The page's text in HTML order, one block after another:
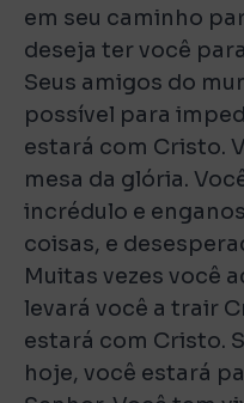
em seu caminho
deseja ter você
Seus amigos do
possível para
estará com Cristo.
mesa da glória.
incrédulo e
coisas, e
Muitas vezes você
levará você a trair
estará com Cristo.
hoje, você estará